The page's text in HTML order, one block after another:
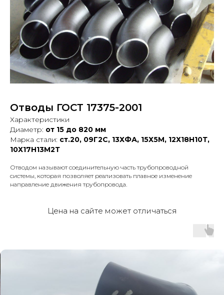
Отводы ГОСТ 17375-2001
Характеристики
Диаметр: от 15 до 820 мм
Марка стали: ст.20, 09Г2С, 13ХФА, 15Х5М, 12Х18Н10Т,
10Х17Н13М2Т
Отводом называют соединительную часть трубопроводной
системы, которая позволяет реализовать плавное изменение
направление движения трубопровода.
Цена на сайте может отличаться